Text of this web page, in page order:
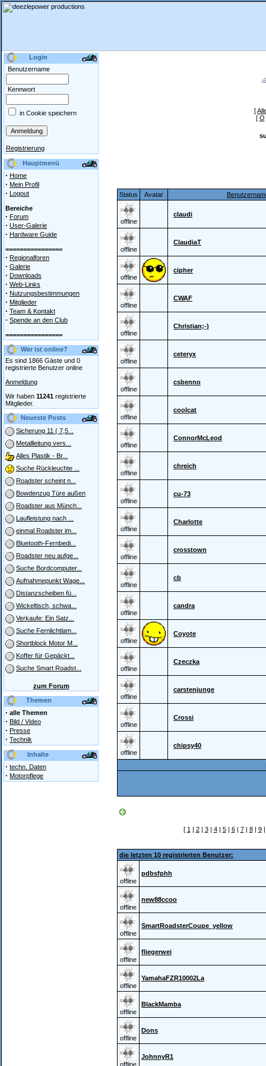
Login
Benutzername
Kennwort
in Cookie speichern
Registrierung
Hauptmenü
· Home
· Mein Profil
· Logout
Bereiche
· Forum
· User-Galerie
· Hardware Guide
================
· Regionalforen
· Galerie
· Downloads
· Web-Links
· Nutzungsbestimmungen
· Mitglieder
· Team & Kontakt
· Spende an den Club
================
Wer ist online?
Es sind 1866 Gäste und 0
registrierte Benutzer online
Anmeldung
Wir haben 11241 registrierte
Mitglieder.
Neueste Posts
Sicherung 11 ( 7,5...
Metallleitung vers...
Alles Plastik - Br...
Suche Rückleuchte ...
Roadster scheint n...
Bowdenzug Türe außen
Roadster aus Münch...
Laufleistung nach ...
einmal Roadster im...
Bluetooth-Fernbedi...
Roadster neu aufge...
Suche Bordcomputer...
Aufnahmepunkt Wage...
Distanzscheiben fü...
Wickeltisch, schwa...
Verkaufe: Ein Satz...
Suche Fernlichtlam...
Shortblock Motor M...
Koffer für Gepäckt...
Suche Smart Roadst...
zum Forum
Themen
· alle Themen
· Bild / Video
· Presse
· Technik
Inhalte
· techn. Daten
· Motorpflege
[
[ O
Status Avatar
offline
claudi
offline
ClaudiaT
offline
cipher
offline
CWAF
offline
Christian;-)
offline
ceteryx
offline
csbenno
offline
coolcat
offline
ConnorMcLeod
offline
chreich
offline
cu-73
offline
Charlotte
offline
crosstown
offline
cb
offline
candra
offline
Coyote
offline
Czeczka
offline
carstenjunge
offline
Crossi
offline
chipsy40
[ 1 | 2| 3| 4| 5| 6| 7| 8| 9
die letzten 10 registrierten Benutzer:
offline
pdbsfphh
offline
new88ccoo
offline
SmartRoadsterCoupe_yellow
offline
fliegerwei
offline
YamahaFZR10002La
offline
BlackMamba
offline
Dons
offline
JohnnyR1